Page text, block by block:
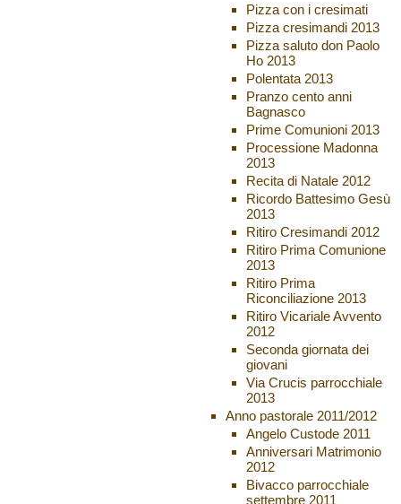
Pizza con i cresimati
Pizza cresimandi 2013
Pizza saluto don Paolo
Ho 2013
Polentata 2013
Pranzo cento anni
Bagnasco
Prime Comunioni 2013
Processione Madonna
2013
Recita di Natale 2012
Ricordo Battesimo Gesù
2013
Ritiro Cresimandi 2012
Ritiro Prima Comunione
2013
Ritiro Prima
Riconciliazione 2013
Ritiro Vicariale Avvento
2012
Seconda giornata dei
giovani
Via Crucis parrocchiale
2013
Anno pastorale 2011/2012
Angelo Custode 2011
Anniversari Matrimonio
2012
Bivacco parrocchiale
settembre 2011